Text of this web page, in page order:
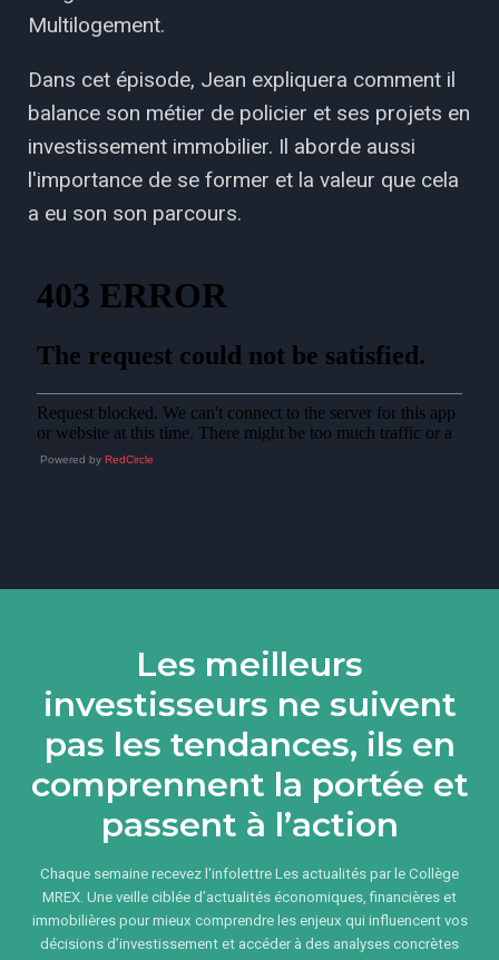
Multilogement.
Dans cet épisode, Jean expliquera comment il
balance son métier de policier et ses projets en
investissement immobilier. Il aborde aussi
l'importance de se former et la valeur que cela
a eu son son parcours.
Powered by RedCircle
Les meilleurs
investisseurs ne suivent
pas les tendances, ils en
comprennent la portée et
passent à l’action
Chaque semaine recevez l'infolettre Les actualités par le Collège
MREX. Une veille ciblée d’actualités économiques, financières et
immobilières pour mieux comprendre les enjeux qui influencent vos
décisions d’investissement et accéder à des analyses concrètes